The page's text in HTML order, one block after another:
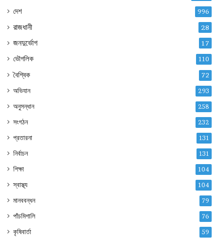
দেশ 996
রাজধানী 28
জনদুর্ভোগ 17
ভৌগলিক 110
বৈশ্বিক 72
অভিযান 293
অনুসন্ধান 258
সংগঠন 232
প্রতারনা 131
নির্বাচন 131
শিক্ষা 104
স্বাস্থ্য 104
মানববন্ধন 79
পাঁচমিশালি 76
কৃষিবার্তা 59